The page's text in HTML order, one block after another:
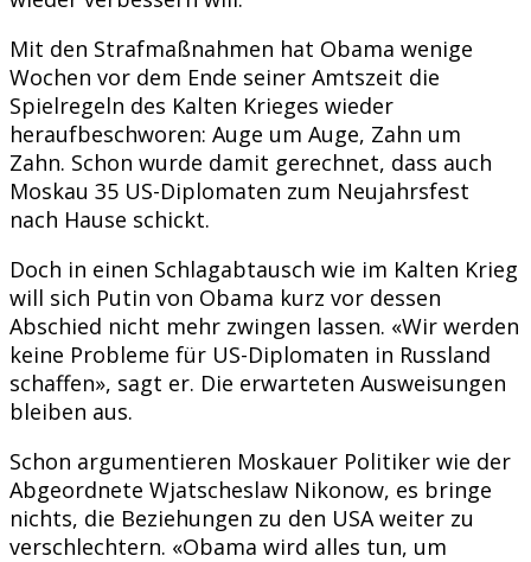
Mit den Strafmaßnahmen hat Obama wenige
Wochen vor dem Ende seiner Amtszeit die
Spielregeln des Kalten Krieges wieder
heraufbeschworen: Auge um Auge, Zahn um
Zahn. Schon wurde damit gerechnet, dass auch
Moskau 35 US-Diplomaten zum Neujahrsfest
nach Hause schickt.
Doch in einen Schlagabtausch wie im Kalten Krieg
will sich Putin von Obama kurz vor dessen
Abschied nicht mehr zwingen lassen. «Wir werden
keine Probleme für US-Diplomaten in Russland
schaffen», sagt er. Die erwarteten Ausweisungen
bleiben aus.
Schon argumentieren Moskauer Politiker wie der
Abgeordnete Wjatscheslaw Nikonow, es bringe
nichts, die Beziehungen zu den USA weiter zu
verschlechtern. «Obama wird alles tun, um